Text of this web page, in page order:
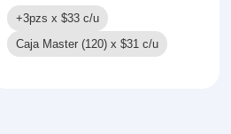
+3pzs x $33 c/u
Caja Master (120) x $31 c/u